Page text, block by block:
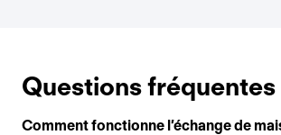
Questions fréquentes
Comment fonctionne l’échange de